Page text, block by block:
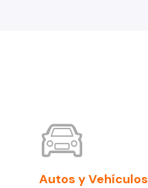
Autos y Vehículos